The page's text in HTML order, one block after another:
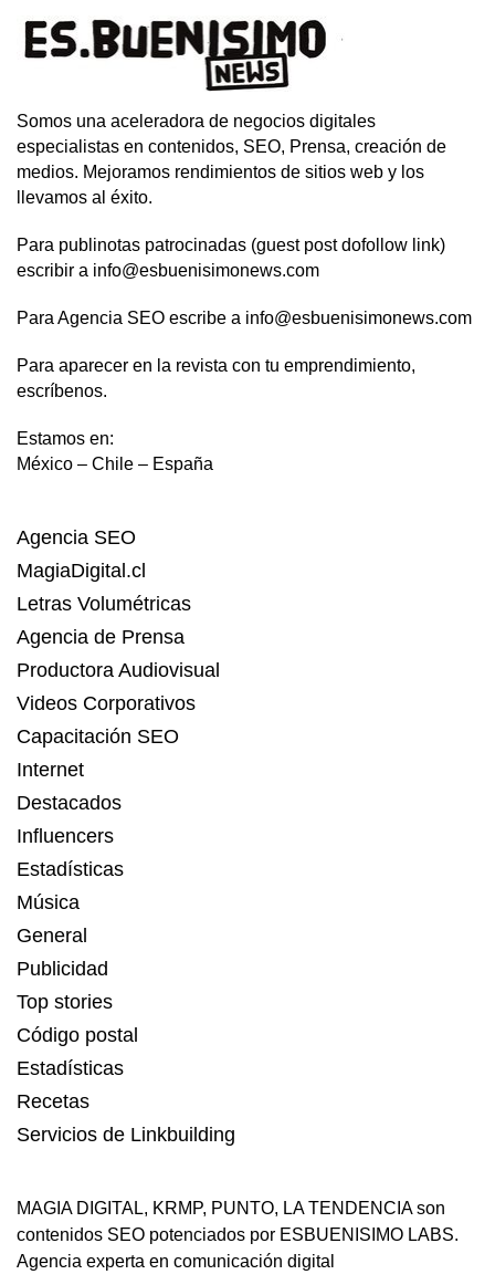
Somos una aceleradora de negocios digitales
especialistas en contenidos, SEO, Prensa, creación de
medios. Mejoramos rendimientos de sitios web y los
llevamos al éxito.
Para publinotas patrocinadas (guest post dofollow link)
escribir a info@esbuenisimonews.com
Para Agencia SEO escribe a info@esbuenisimonews.com
Para aparecer en la revista con tu emprendimiento,
escríbenos.
Estamos en:
México – Chile – España
Agencia SEO
MagiaDigital.cl
Letras Volumétricas
Agencia de Prensa
Productora Audiovisual
Videos Corporativos
Capacitación SEO
Internet
Destacados
Influencers
Estadísticas
Música
General
Publicidad
Top stories
Código postal
Estadísticas
Recetas
Servicios de Linkbuilding
MAGIA DIGITAL, KRMP, PUNTO, LA TENDENCIAson
contenidos SEO potenciados por ESBUENISIMO LABS.
Agencia experta en comunicación digital